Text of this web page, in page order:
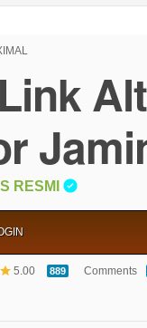
RESMI
5.005.00889 Comments